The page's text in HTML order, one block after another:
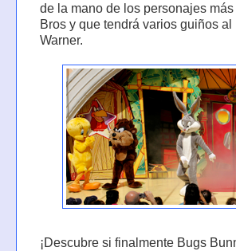
de la mano de los personajes
Bros y que tendrá varios guiños
Warner.
¡Descubre si finalmente Bugs